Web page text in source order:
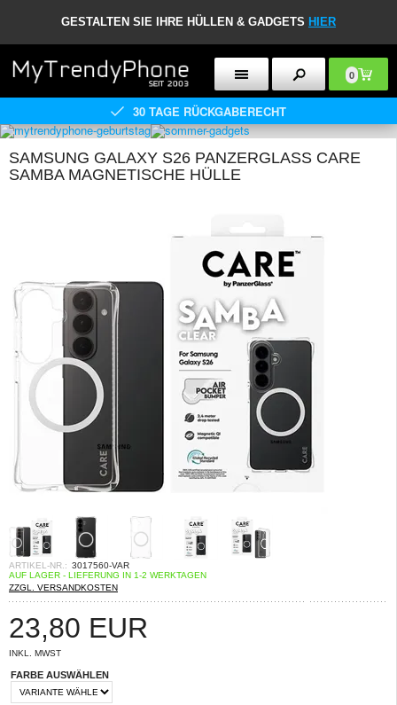
GESTALTEN SIE IHRE HÜLLEN & GADGETS HIER
0
30 TAGE RÜCKGABERECHT
SAMSUNG GALAXY S26 PANZERGLASS CARE
SAMBA MAGNETISCHE HÜLLE
ARTIKEL-NR.: 3017560-VAR
AUF LAGER - LIEFERUNG IN 1-2 WERKTAGEN
ZZGL. VERSANDKOSTEN
23,80 EUR
INKL. MWST
FARBE AUSWÄHLEN